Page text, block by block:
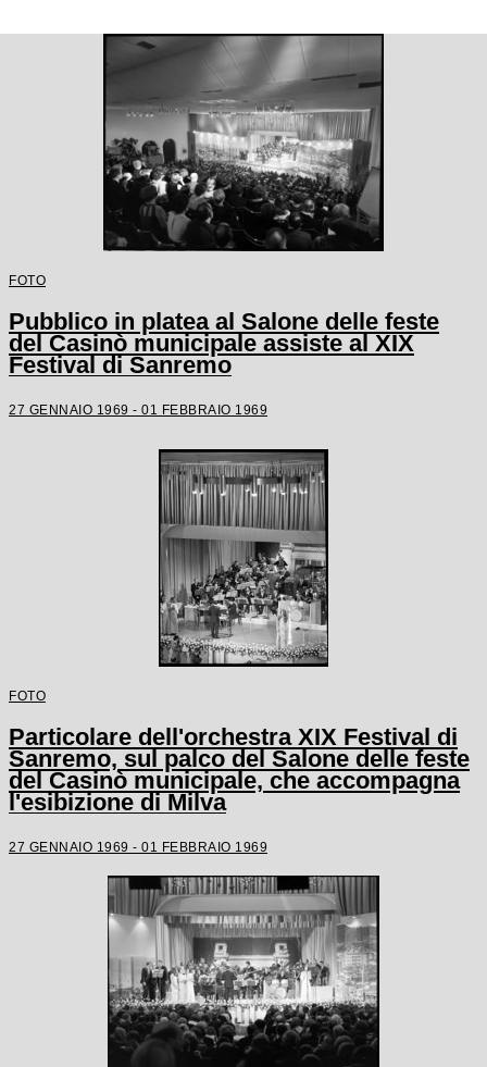
FOTO
Pubblico in platea al Salone delle feste
del Casinò municipale assiste al XIX
Festival di Sanremo
27 GENNAIO 1969 - 01 FEBBRAIO 1969
FOTO
Particolare dell'orchestra XIX Festival di
Sanremo, sul palco del Salone delle feste
del Casinò municipale, che accompagna
l'esibizione di Milva
27 GENNAIO 1969 - 01 FEBBRAIO 1969